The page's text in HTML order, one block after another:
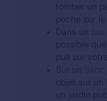
tomber un
poche sur
Dans un bus
possible
pull sur
Sur un banc
objet sur un
un jardin